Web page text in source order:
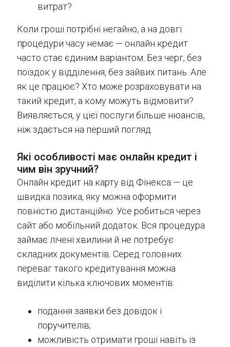
витрат?
Коли гроші потрібні негайно, а на довгі
процедури часу немає — онлайн кредит
часто стає єдиним варіантом. Без черг, без
поїздок у відділення, без зайвих питань. Але
як це працює? Хто може розраховувати на
такий кредит, а кому можуть відмовити?
Виявляється, у цієї послуги більше нюансів,
ніж здається на перший погляд.
Які особливості має онлайн кредит і
чим він зручний?
Онлайн кредит на карту від Фінекса — це
швидка позика, яку можна оформити
повністю дистанційно. Усе робиться через
сайт або мобільний додаток. Вся процедура
займає лічені хвилини й не потребує
складних документів. Серед головних
переваг такого кредитування можна
виділити кілька ключових моментів:
подання заявки без довідок і
поручителів;
можливість отримати гроші навіть із